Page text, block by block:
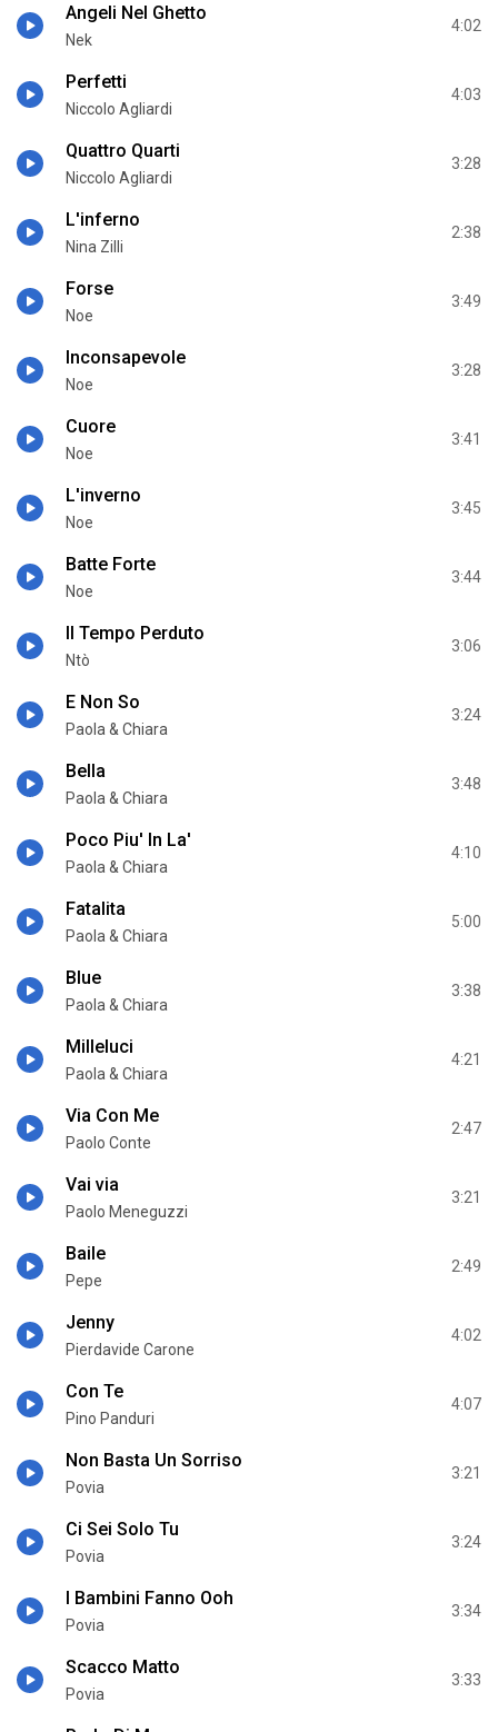
Angeli Nel Ghetto
Nek
4:02
Perfetti
Niccolo Agliardi
4:03
Quattro Quarti
Niccolo Agliardi
3:28
L'inferno
Nina Zilli
2:38
Forse
Noe
3:49
Inconsapevole
Noe
3:28
Cuore
Noe
3:41
L'inverno
Noe
3:45
Batte Forte
Noe
3:44
Il Tempo Perduto
Ntò
3:06
E Non So
Paola & Chiara
3:24
Bella
Paola & Chiara
3:48
Poco Piu' In La'
Paola & Chiara
4:10
Fatalita
Paola & Chiara
5:00
Blue
Paola & Chiara
3:38
Milleluci
Paola & Chiara
4:21
Via Con Me
Paolo Conte
2:47
Vai via
Paolo Meneguzzi
3:21
Baile
Pepe
2:49
Jenny
Pierdavide Carone
4:02
Con Te
Pino Panduri
4:07
Non Basta Un Sorriso
Povia
3:21
Ci Sei Solo Tu
Povia
3:24
I Bambini Fanno Ooh
Povia
3:34
Scacco Matto
Povia
3:33